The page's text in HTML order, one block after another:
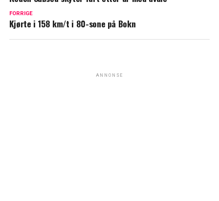
FORRIGE
Kjørte i 158 km/t i 80-sone på Bokn
ANNONSE